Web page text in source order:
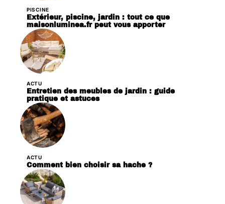
PISCINE
Extérieur, piscine, jardin : tout ce que
maisonluminea.fr peut vous apporter
ACTU
Entretien des meubles de jardin : guide
pratique et astuces
ACTU
Comment bien choisir sa hache ?